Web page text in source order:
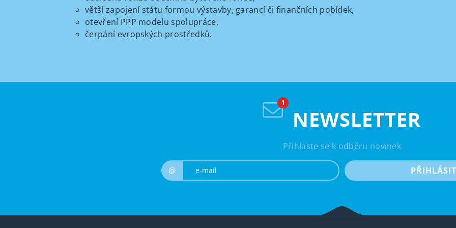
větší zapojení státu formou výstavby, garancí či finančních pobídek,
otevření PPP modelu spolupráce,
čerpání evropských prostředků.
NEWSLETTER
Přihlaste se k odběru novinek
@ PŘIHLÁSIT